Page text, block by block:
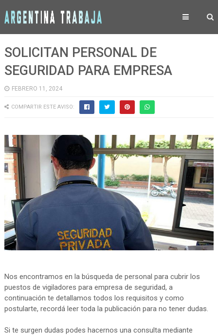
SOLICITAN PERSONAL DE
SEGURIDAD PARA EMPRESA
FEBRERO 11, 2024
COMPARTIR ESTE AVISO:
Nos encontramos en la búsqueda de personal para cubrir los
puestos de vigiladores para empresa de seguridad, a
continuación te detallamos todos los requisitos y como
postularte, recordá leer toda la publicación para no tener dudas.
Si te surgen dudas podes hacernos una consulta mediante